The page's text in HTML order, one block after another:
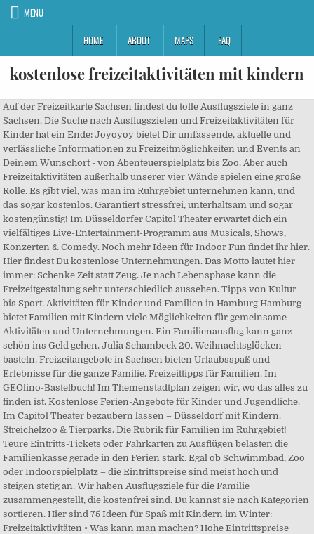
MENU
HOME
ABOUT MAPS FAQ
kostenlose freizeitaktivitäten mit kindern
Auf der Freizeitkarte Sachsen findest du tolle Ausflugsziele in ganz
Sachsen. Die Suche nach Ausflugszielen und Freizeitaktivitäten für
Kinder hat ein Ende: Joyoyoy bietet Dir umfassende, aktuelle und
verlässliche Informationen zu Freizeitmöglichkeiten und Events an
Deinem Wunschort - von Abenteuerspielplatz bis Zoo. Aber auch
Freizeitaktivitäten außerhalb unserer vier Wände spielen eine große
Rolle. Es gibt viel, was man im Ruhrgebiet unternehmen kann, und
das sogar kostenlos. Garantiert stressfrei, unterhaltsam und sogar
kostengünstig! Im Düsseldorfer Capitol Theater erwartet dich ein
vielfältiges Live-Entertainment-Programm aus Musicals, Shows,
Konzerten & Comedy. Noch mehr Ideen für Indoor Fun findet ihr hier.
Hier findest Du kostenlose Unternehmungen. Das Motto lautet hier
immer: Schenke Zeit statt Zeug. Je nach Lebensphase kann die
Freizeitgestaltung sehr unterschiedlich aussehen. Tipps von Kultur
bis Sport. Aktivitäten für Kinder und Familien in Hamburg Hamburg
bietet Familien mit Kindern viele Möglichkeiten für gemeinsame
Aktivitäten und Unternehmungen. Ein Familienausflug kann ganz
schön ins Geld gehen. Julia Schambeck 20. Weihnachtsglöcken
basteln. Freizeitangebote in Sachsen bieten Urlaubsspaß und
Erlebnisse für die ganze Familie. Freizeittipps für Familien. Im
GEOlino-Bastelbuch! Im Themenstadtplan zeigen wir, wo das alles zu
finden ist. Kostenlose Ferien-Angebote für Kinder und Jugendliche.
Im Capitol Theater bezaubern lassen – Düsseldorf mit Kindern.
Streichelzoo & Tierparks. Die Rubrik für Familien im Ruhrgebiet!
Teure Eintritts-Tickets oder Fahrkarten zu Ausflügen belasten die
Familienkasse gerade in den Ferien stark. Egal ob Schwimmbad, Zoo
oder Indoorspielplatz – die Eintrittspreise sind meist hoch und
steigen stetig an. Wir haben Ausflugsziele für die Familie
zusammengestellt, die kostenfrei sind. Du kannst sie nach Kategorien
sortieren. Hier sind 75 Ideen für Spaß mit Kindern im Winter:
Freizeitaktivitäten • Was kann man machen? Hohe Eintrittspreise